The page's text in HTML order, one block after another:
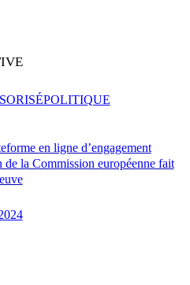
en ligne d’engagement
de la Commission européenne fait
POLITIQUE